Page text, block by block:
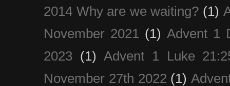
2014 Why are we waiting? (1)
November 2021 (1) Advent 1
2023 (1) Advent 1 Luke
November 27th 2022 (1)